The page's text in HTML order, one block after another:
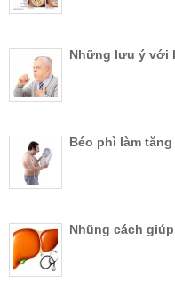
Những lưu ý với
Béo phì làm
Nhũng cách